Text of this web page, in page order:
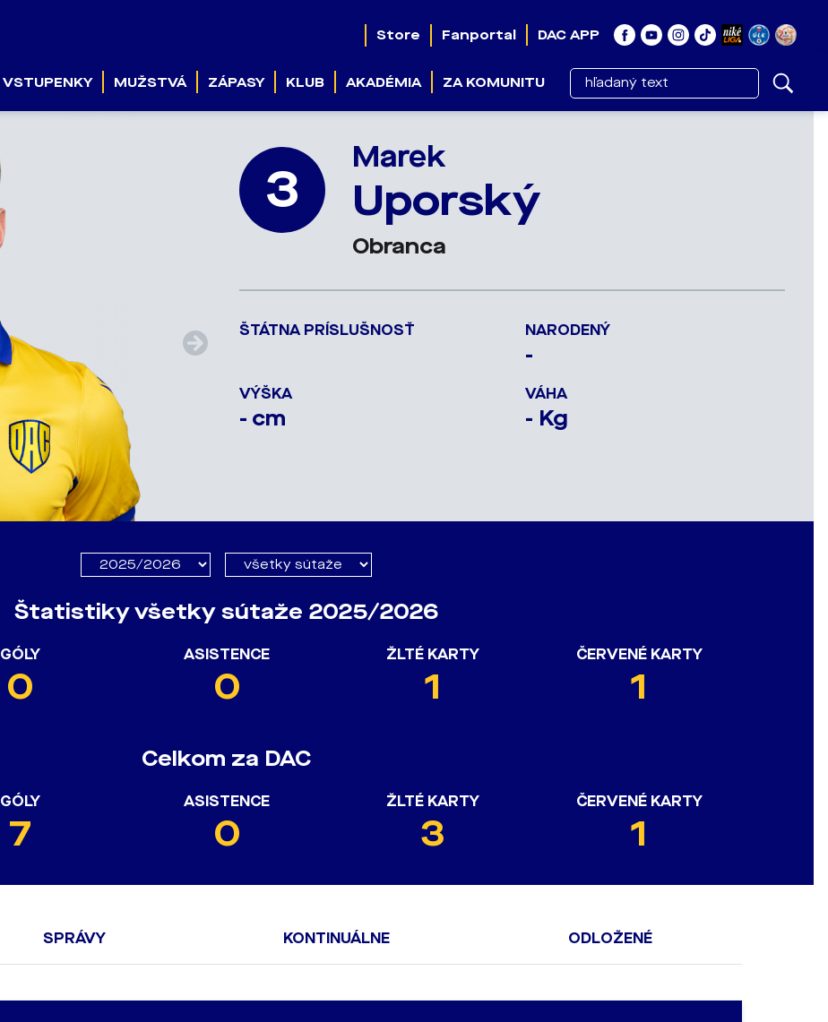
Store Fanportal DAC APP
VSTUPENKY MUŽSTVÁ ZÁPASY KLUB AKADÉMIA ZA KOMUNITU
3 Marek
Uporský
Obranca
ŠTÁTNA PRÍSLUŠNOSŤ NARODENÝ
-
VÝŠKA
- cm
VÁHA
- Kg
Štatistiky všetky sútaže 2025/2026
GÓLY
0
ASISTENCE
0
ŽLTÉ KARTY
1
ČERVENÉ KARTY
1
Celkom za DAC
GÓLY
7
ASISTENCE
0
ŽLTÉ KARTY
3
ČERVENÉ KARTY
1
SPRÁVY KONTINUÁLNE ODLOŽENÉ